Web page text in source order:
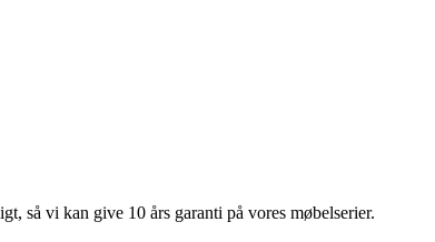
så vi kan give 10 års garanti på vores møbelserier.